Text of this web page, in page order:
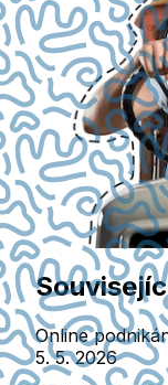
Online
5. 5. 2026